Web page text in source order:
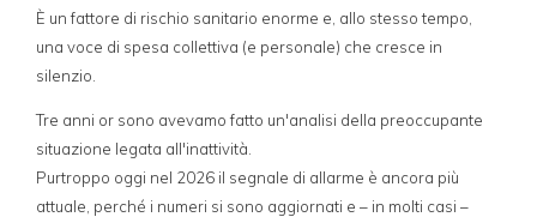
È un fattore di rischio sanitario enorme e, allo stesso tempo,
una voce di spesa collettiva (e personale) che cresce in
silenzio.
Tre anni or sono avevamo fatto un'analisi della preoccupante
situazione legata all'inattività.
Purtroppo oggi nel 2026 il segnale di allarme è ancora più
attuale, perché i numeri si sono aggiornati e – in molti casi –